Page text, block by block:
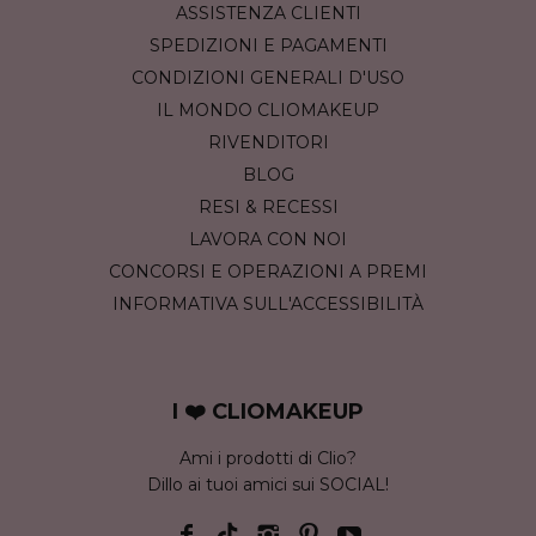
ASSISTENZA CLIENTI
SPEDIZIONI E PAGAMENTI
CONDIZIONI GENERALI D'USO
IL MONDO CLIOMAKEUP
RIVENDITORI
BLOG
RESI & RECESSI
LAVORA CON NOI
CONCORSI E OPERAZIONI A PREMI
INFORMATIVA SULL'ACCESSIBILITÀ
I ❤️ CLIOMAKEUP
Ami i prodotti di Clio?
Dillo ai tuoi amici sui SOCIAL!